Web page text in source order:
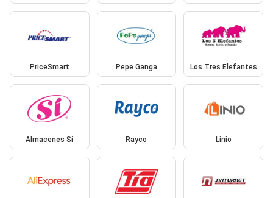
PriceSmart Pepe Ganga Los Tres Elefantes
Almacenes Sí Rayco Linio